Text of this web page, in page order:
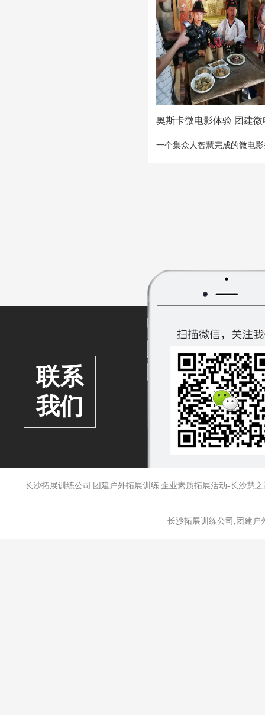
奥斯卡微电影体验 团建微
一个集众人智慧完成的微电
联系
我们
长沙拓展训练公司|团建户外拓展训练|企业素质拓展活动-长
长沙拓展训练公司,团建户